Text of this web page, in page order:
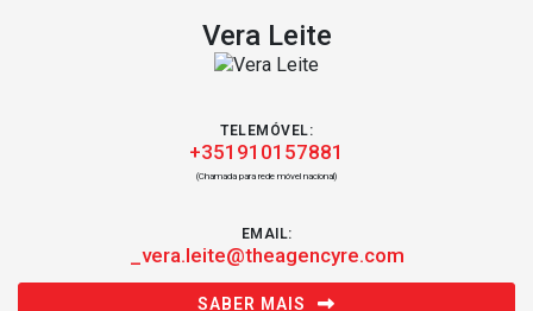
Vera Leite
TELEMÓVEL:
+351910157881
(Chamada para rede móvel nacional)
EMAIL:
_vera.leite@theagencyre.com
SABER MAIS